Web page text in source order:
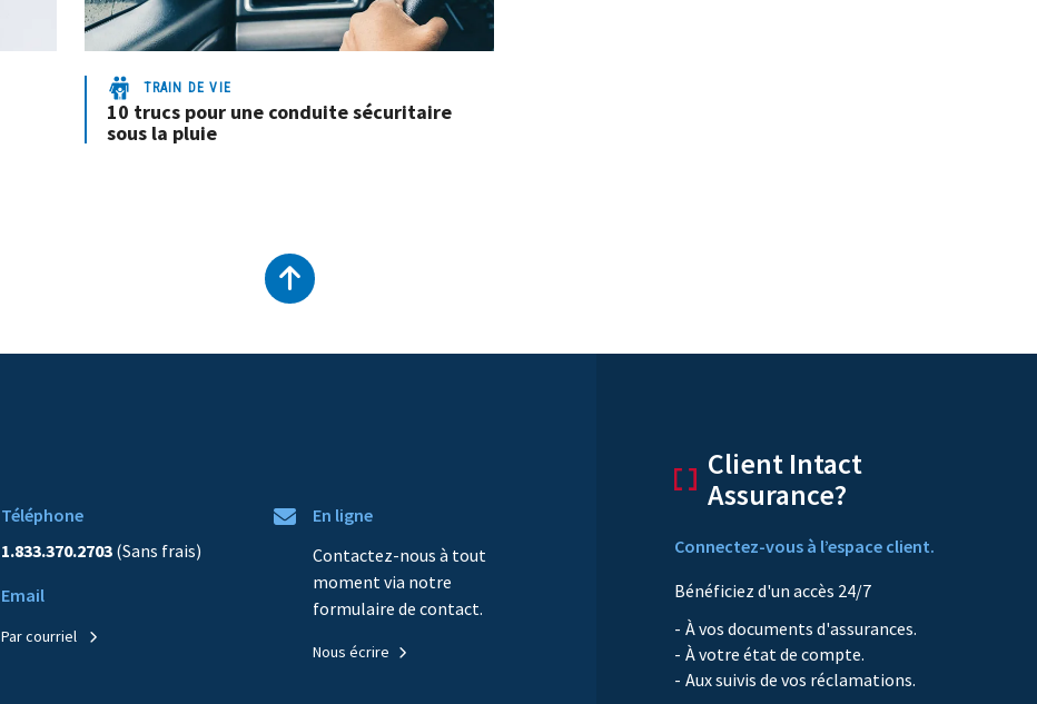
TRAIN DE VIE
10 trucs pour une conduite sécuritaire
sous la pluie
Remonter
en
contenu
Téléphone
1.833.370.2703 (Sans frais)
Email
Par courriel
En ligne
Contactez-nous à tout
moment via notre
formulaire de contact.
Nous écrire
Client Intact
Assurance?
Connectez-vous à l’espace client.
Bénéficiez d'un accès 24/7
À vos documents d'assurances.
À votre état de compte.
Aux suivis de vos réclamations.